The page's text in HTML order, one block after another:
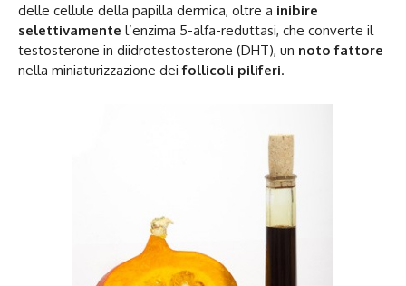
delle cellule della papilla dermica, oltre a inibire
selettivamente l’enzima 5-alfa-reduttasi, che converte il
testosterone in diidrotestosterone (DHT), un noto fattore
nella miniaturizzazione deifollicoli piliferi.